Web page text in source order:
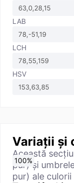
LAB
LCH
HSV
Variații și
Această
pur) și
pur) ale culorii
0%
10%
20%
30%
40%
50%
60%
70%
80%
90%
100%